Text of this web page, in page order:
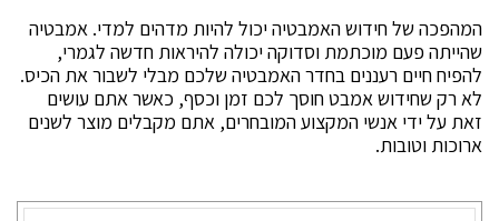
המהפכה של חידוש האמבטיה יכול להיות מדהים למדי. אמבטיה
שהייתה פעם מוכתמת וסדוקה יכולה להיראות חדשה לגמרי,
להפיח חיים רעננים בחדר האמבטיה שלכם מבלי לשבור את הכיס.
לא רק שחידוש אמבט חוסך לכם זמן וכסף, כאשר אתם עושים
זאת על ידי אנשי המקצוע המובחרים, אתם מקבלים מוצר לשנים
ארוכות וטובות.